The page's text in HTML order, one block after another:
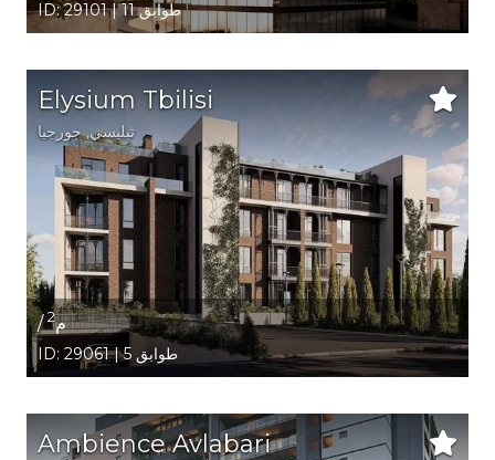
ID: 29101 | 11 طوابق
Elysium Tbilisi
تبليسي,جورجيا
/ م2
ID: 29061 | 5 طوابق
Ambience Avlabari